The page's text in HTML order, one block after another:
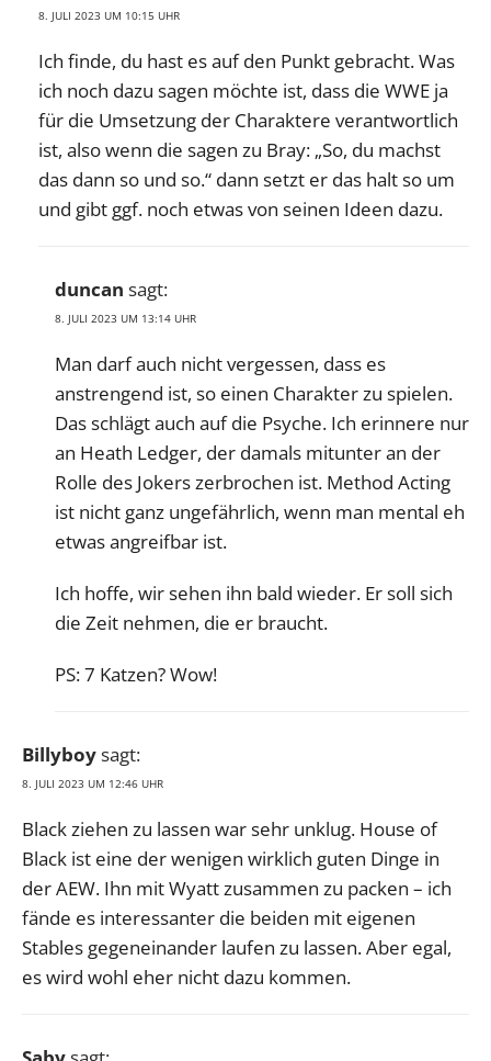
8. JULI 2023 UM 10:15 UHR
Ich finde, du hast es auf den Punkt gebracht. Was
ich noch dazu sagen möchte ist, dass die WWE ja
für die Umsetzung der Charaktere verantwortlich
ist, also wenn die sagen zu Bray: „So, du machst
das dann so und so.“ dann setzt er das halt so um
und gibt ggf. noch etwas von seinen Ideen dazu.
duncan sagt:
8. JULI 2023 UM 13:14 UHR
Man darf auch nicht vergessen, dass es
anstrengend ist, so einen Charakter zu spielen.
Das schlägt auch auf die Psyche. Ich erinnere nur
an Heath Ledger, der damals mitunter an der
Rolle des Jokers zerbrochen ist. Method Acting
ist nicht ganz ungefährlich, wenn man mental eh
etwas angreifbar ist.
Ich hoffe, wir sehen ihn bald wieder. Er soll sich
die Zeit nehmen, die er braucht.
PS: 7 Katzen? Wow!
Billyboysagt:
8. JULI 2023 UM 12:46 UHR
Black ziehen zu lassen war sehr unklug. House of
Black ist eine der wenigen wirklich guten Dinge in
der AEW. Ihn mit Wyatt zusammen zu packen – ich
fände es interessanter die beiden mit eigenen
Stables gegeneinander laufen zu lassen. Aber egal,
es wird wohl eher nicht dazu kommen.